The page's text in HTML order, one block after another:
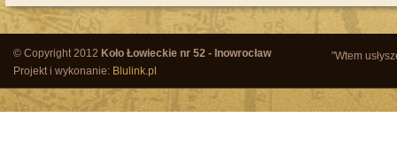
"Wtem
© Copyright 2012 Koło Łowieckie nr 52 - Inowrocław
Projekt i wykonanie: Blulink.pl